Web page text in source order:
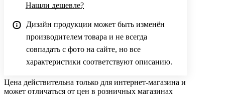
Нашли дешевле?
Дизайн продукции может быть изменён
производителем товара и не всегда
совпадать с фото на сайте, но все
характеристики соответствуют описанию.
Цена действительна только для интернет-магазина и
может отличаться от цен в розничных магазинах